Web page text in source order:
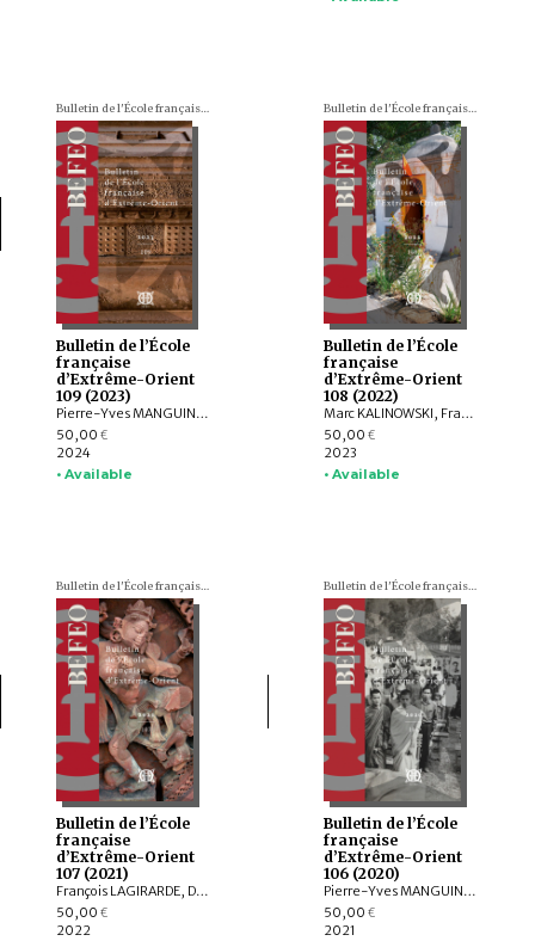
Bulletin de l'École française d'Extrême-Orient (BEFEO)
Bulletin de l’École
française
d’Extrême-Orient
109 (2023)
Pierre-Yves MANGUIN, Philippe PAPIN, Jean-Luc CHEVILLARD, Olivier de BERNON, François LAGIRARDE, Jiří JÁKL, Bertrand PORTE, Michel ANTELME, Volker GRABOWSKY, Thissana WEERAKIETSOONTORN, Raphaël MALANGIN, Nicolas SIMON, Peera PANARUT, Muhlis HADRAWI, Campbell MACKNIGHT, Kathryn WELLEN, Santi PAKDEEKHAM, HIEP Chan Vicheth
50,00 €
2024
• Available
Bulletin de l'École française d'Extrême-Orient (BEFEO)
Bulletin de l’École
française
d’Extrême-Orient
108 (2022)
Marc KALINOWSKI, François LACHAUD, Arlo GRIFFITHS, Titi Surti NASTITI, Xavier HERMAND, EKO BASTIAWAN, Cuong T. MAI, QIAN Shenghua, Benjamin DANIELS
50,00 €
2023
• Available
Bulletin de l'École française d'Extrême-Orient (BEFEO)
Bulletin de l’École
française
d’Extrême-Orient
107 (2021)
François LAGIRARDE, Dominic GOODALL, Louis GABAUDE, Nicolas REVIRE, Bruno DAGENS, Andrea ACRI, Franciscus VERELLEN, Allan G. GRAPARD, Johan LEVILLAIN, Hans T. BAKKER, ZHANG Zhaoyang, Javier SCHNAKE, Thissana WEERAKIETSOONTORN
50,00 €
2022
Bulletin de l'École française d'Extrême-Orient (BEFEO)
Bulletin de l’École
française
d’Extrême-Orient
106 (2020)
Pierre-Yves MANGUIN, Andrew HARDY, Charlotte SCHMID, François LACHAUD, Dominic GOODALL, Arlo GRIFFITHS, Armand DESBAT, Béatrice WISNIEWSKI, Federico BAROCCO, NGUYỄN Tiến Đông, Patrice LADWIG, Yael SHIRI, Melinda Zulejka FODOR, Valérie THIRION-MERLE, Gisela THIERRIN-MICHAEL, Ranet HONG, Nicolas MOLLARD, LI Guoqiang, NGUYỄN ĐẶNG ANH MINH, NGUYỄN ĐÌNH HƯNG, NGUYỄN QUANG NGỌC, Chloé CHOLLET, Martin RATHIE
50,00 €
2021